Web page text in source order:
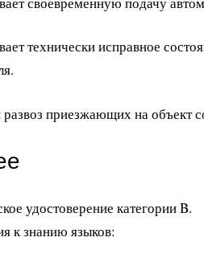
технически исправное
приезжающих на объект
удостоверение категории B.
к знанию языков: